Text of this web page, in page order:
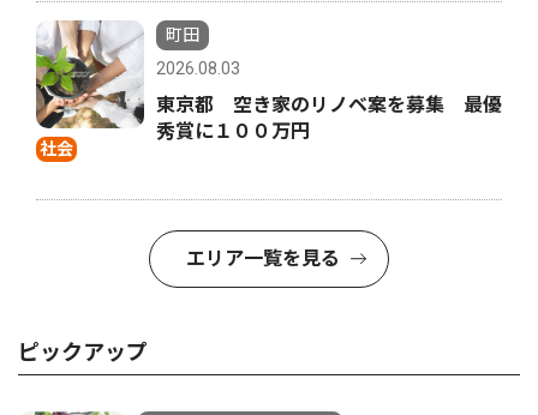
社会
町田
2026.08.03
東京都 空き家のリノベ案を募集 最優
秀賞に１００万円
エリア一覧を見る
ピックアップ